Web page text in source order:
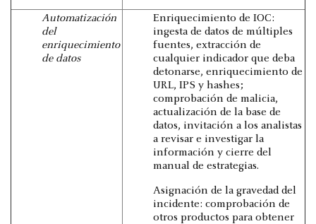
Automatización
del
enriquecimiento
de datos
Enriquecimiento de IOC:
ingesta de datos de múltiples
fuentes, extracción de
cualquier indicador que deba
detonarse, enriquecimiento de
URL, IPS y hashes;
comprobación de malicia,
actualización de la base de
datos, invitación a los analistas
a revisar e investigar la
información y cierre del
manual de estrategias.
Asignación de la gravedad del
incidente: comprobación de
otros productos para obtener